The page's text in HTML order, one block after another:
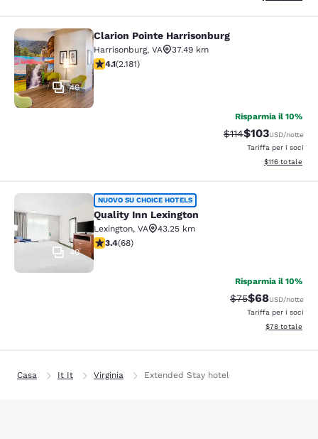
Clarion Pointe Harrisonburg
46
Clarion Pointe Harrisonburg
Harrisonburg, VA
37.49 km
Valutazione di 4.12 stelle. Molto buono. 2181 recensioni
4.1(2.181)
Risparmia il 10%
Tariffa di
$114Tariffa
$103USD/notte
Tariffa per i soci
Visualizza i
$116 totale
Quality Inn Lexington
40
NUOVO SU CHOICE HOTELS
Quality Inn Lexington
Lexington, VA
43.25 km
Valutazione di 3.38 stelle. Buono. 68 recensioni
3.4(68)
Risparmia il 10%
Tariffa di
$75Tariffa
$68USD/notte
Tariffa per i soci
Visualizza i
$78 totale
Casa It It Virginia Extended Stay hotel